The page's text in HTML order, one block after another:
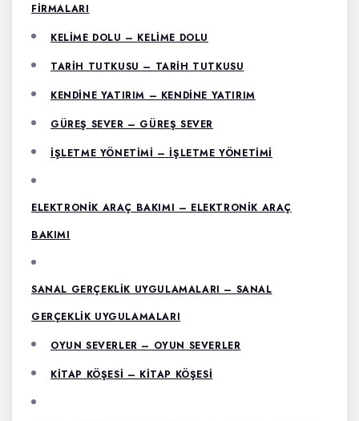
FIRMALARI
KELIME DOLU – KELIME DOLU
TARIH TUTKUSU – TARIH TUTKUSU
KENDINE YATIRIM – KENDINE YATIRIM
GÜREŞ SEVER – GÜREŞ SEVER
İŞLETME YÖNETIMI – İŞLETME YÖNETIMI
ELEKTRONIK ARAÇ BAKIMI – ELEKTRONIK ARAÇ
BAKIMI
SANAL GERÇEKLIK UYGULAMALARI – SANAL
GERÇEKLIK UYGULAMALARI
OYUN SEVERLER – OYUN SEVERLER
KITAP KÖŞESI – KITAP KÖŞESI